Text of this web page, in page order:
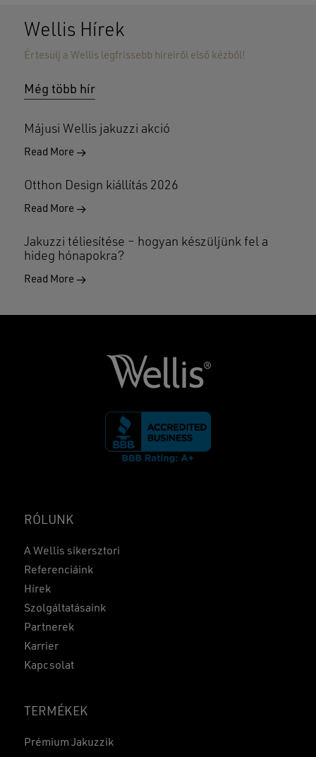
Wellis Hírek
Értesülj a Wellis legfrissebb híreiről első kézből!
Még több hír
Májusi Wellis jakuzzi akció
Read More
Otthon Design kiállítás 2026
Read More
Jakuzzi téliesítése – hogyan készüljünk fel a
hideg hónapokra?
Read More
RÓLUNK
A Wellis sikersztori
Referenciáink
Hírek
Szolgáltatásaink
Partnerek
Karrier
Kapcsolat
TERMÉKEK
Prémium Jakuzzik